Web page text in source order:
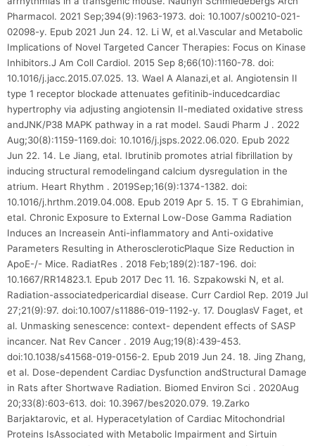
Pharmacol. 2021 Sep;394(9):1963-1973. doi: 10.1007/s00210-021-
02098-y. Epub 2021 Jun 24. 12. Li W, et al.Vascular and Metabolic
Implications of Novel Targeted Cancer Therapies: Focus on Kinase
Inhibitors.J Am Coll Cardiol. 2015 Sep 8;66(10):1160-78. doi:
10.1016/j.jacc.2015.07.025. 13. Wael A Alanazi,et al. Angiotensin II
type 1 receptor blockade attenuates gefitinib-inducedcardiac
hypertrophy via adjusting angiotensin II-mediated oxidative stress
andJNK/P38 MAPK pathway in a rat model. Saudi Pharm J . 2022
Aug;30(8):1159-1169.doi: 10.1016/j.jsps.2022.06.020. Epub 2022
Jun 22. 14. Le Jiang, etal. Ibrutinib promotes atrial fibrillation by
inducing structural remodelingand calcium dysregulation in the
atrium. Heart Rhythm . 2019Sep;16(9):1374-1382. doi:
10.1016/j.hrthm.2019.04.008. Epub 2019 Apr 5. 15. T G Ebrahimian,
etal. Chronic Exposure to External Low-Dose Gamma Radiation
Induces an Increasein Anti-inflammatory and Anti-oxidative
Parameters Resulting in AtheroscleroticPlaque Size Reduction in
ApoE-/- Mice. RadiatRes . 2018 Feb;189(2):187-196. doi:
10.1667/RR14823.1. Epub 2017 Dec 11. 16. Szpakowski N, et al.
Radiation-associatedpericardial disease. Curr Cardiol Rep. 2019 Jul
27;21(9):97. doi:10.1007/s11886-019-1192-y. 17. DouglasV Faget, et
al. Unmasking senescence: context- dependent effects of SASP
incancer. Nat Rev Cancer . 2019 Aug;19(8):439-453.
doi:10.1038/s41568-019-0156-2. Epub 2019 Jun 24. 18. Jing Zhang,
et al. Dose-dependent Cardiac Dysfunction andStructural Damage
in Rats after Shortwave Radiation. Biomed Environ Sci . 2020Aug
20;33(8):603-613. doi: 10.3967/bes2020.079. 19.Zarko
Barjaktarovic, et al. Hyperacetylation of Cardiac Mitochondrial
Proteins IsAssociated with Metabolic Impairment and Sirtuin